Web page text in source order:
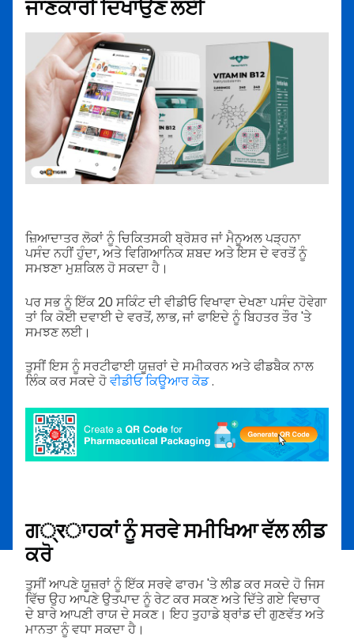
ਜਾਣਕਾਰੀ ਦਿਖਾਉਣ ਲਈ
ਜ਼ਿਆਦਾਤਰ ਲੋਕਾਂ ਨੂੰ ਚਿਕਿਤਸਕੀ ਬ੍ਰੋਸ਼ਰ ਜਾਂ ਮੈਨੂਅਲ ਪੜ੍ਹਨਾ
ਪਸੰਦ ਨਹੀਂ ਹੁੰਦਾ, ਅਤੇ ਵਿਗਿਆਨਿਕ ਸ਼ਬਦ ਅਤੇ ਇਸ ਦੇ ਵਰਤੋਂ ਨੂੰ
ਸਮਝਣਾ ਮੁਸ਼ਕਿਲ ਹੋ ਸਕਦਾ ਹੈ।
ਪਰ ਸਭ ਨੂੰ ਇੱਕ 20 ਸਕਿੰਟ ਦੀ ਵੀਡੀਓ ਵਿਖਾਵਾ ਦੇਖਣਾ ਪਸੰਦ ਹੋਵੇਗਾ
ਤਾਂ ਕਿ ਕੋਈ ਦਵਾਈ ਦੇ ਵਰਤੋਂ, ਲਾਭ, ਜਾਂ ਫਾਇਦੇ ਨੂੰ ਬਿਹਤਰ ਤੌਰ 'ਤੇ
ਸਮਝਣ ਲਈ।
ਤੁਸੀਂ ਇਸ ਨੂੰ ਸਰਟੀਫਾਈ ਯੂਜ਼ਰਾਂ ਦੇ ਸਮੀਕਰਨ ਅਤੇ ਫੀਡਬੈਕ ਨਾਲ
ਲਿੰਕ ਕਰ ਸਕਦੇ ਹੋਵੀਡੀਓ ਕਿਊਆਰ ਕੋਡ.
ਗ्रਾਹਕਾਂ ਨੂੰ ਸਰਵੇ ਸਮੀਖਿਆ ਵੱਲ ਲੀਡ
ਕਰੋ
ਤੁਸੀਂ ਆਪਣੇ ਯੂਜ਼ਰਾਂ ਨੂੰ ਇੱਕ ਸਰਵੇ ਫਾਰਮ 'ਤੇ ਲੀਡ ਕਰ ਸਕਦੇ ਹੋ ਜਿਸ
ਵਿੱਚ ਉਹ ਆਪਣੇ ਉਤਪਾਦ ਨੂੰ ਰੇਟ ਕਰ ਸਕਣ ਅਤੇ ਦਿੱਤੇ ਗਏ ਵਿਚਾਰ
ਦੇ ਬਾਰੇ ਆਪਣੀ ਰਾਯ ਦੇ ਸਕਣ। ਇਹ ਤੁਹਾਡੇ ਬ੍ਰਾਂਡ ਦੀ ਗੁਣਵੱਤ ਅਤੇ
ਮਾਨਤਾ ਨੂੰ ਵਧਾ ਸਕਦਾ ਹੈ।